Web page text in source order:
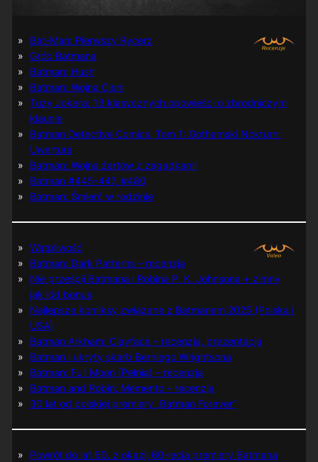
Bat-Man: Pierwszy Rycerz
Grób Batmana
Batman: Hush
Batman: Wojna Cieni
Tuzy Jokera: 13 klasycznych opowieści o zbrodniczym
klaunie
Batman Detective Comics, Tom 1: Gothamski Nokturn:
Uwertura
Batman: Wojna żartów z zagadkami
Batman #445-447, #480
Batman: Śmierć w rodzinie
Wątpliwość
Batman: Dark Patterns – recenzja
Nie prześpij Batmana i Robina P. K. Johnsona + zimny
jak lód bonus
Najlepsze komiksy związane z Batmanem 2025 (Polska i
USA)
Batman Arkham: Clayface – recenzja, prezentacja
Batman i ukryty skarb Berniego Wrightsona
Batman: Full Moon (Pełnia) – recenzja
Batman and Robin: Memento – recenzja
30 lat od polskiej premiery „Batman Forever”
Powrót do lat 60. z okazji 60-lecia premiery Batmana